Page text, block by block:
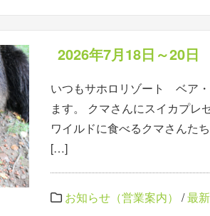
2026年7月18日～20日
いつもサホロリゾート ベア
ます。 クマさんにスイカプレ
ワイルドに食べるクマさんた
[…]
お知らせ（営業案内） /最